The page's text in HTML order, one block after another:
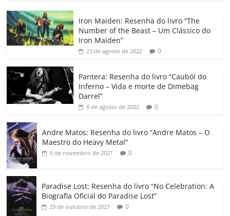
c
e
b
o
o
k
itt
er
at
s
A
p
e
dI
gl
e
Cl
a
ss
ro
o
p
y
Li
k
m
p
h
ar
Iron Maiden: Resenha do livro “The
Number of the Beast – Um Clássico do
Iron Maiden”
23 de agosto de 2022 0
Pantera: Resenha do livro “Caubói do
Inferno – Vida e morte de Dimebag
Darrel”
8 de agosto de 2022 0
Andre Matos: Resenha do livro “Andre Matos – O
Maestro do Heavy Metal”
6 de novembro de 2021 0
Paradise Lost: Resenha do livro “No Celebration: A
Biografia Oficial do Paradise Lost”
29 de outubro de 2021 0